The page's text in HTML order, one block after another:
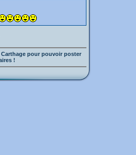
pour pouvoir poster
!